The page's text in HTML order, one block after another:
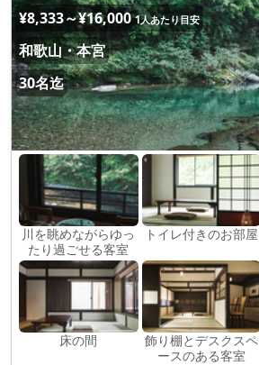
¥8,333～¥16,000 1人あたり目安
和歌山・本宮
30名迄
川を眺めながらゆっ
たり過ごせる客室
トイレ付きのお部屋
床の間
飾り棚とデスクスペ
ースのある客室